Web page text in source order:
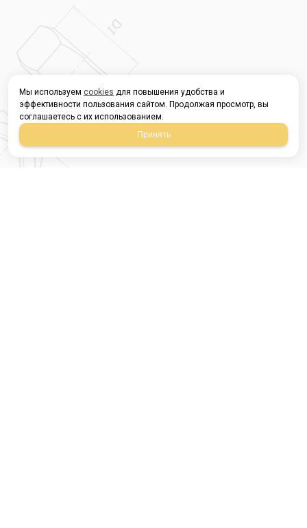
Мы используем cookies для повышения удобства и
эффективности пользования сайтом. Продолжая просмотр, вы
соглашаетесь с их использованием.
Принять